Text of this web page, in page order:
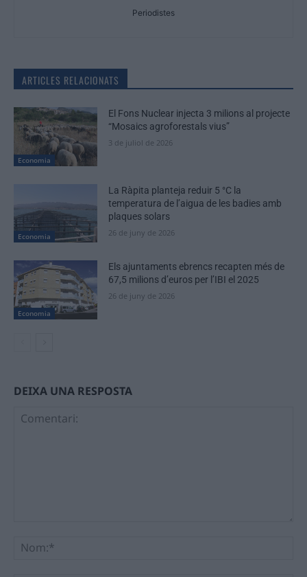
Periodistes
ARTICLES RELACIONATS
Economia
El Fons Nuclear injecta 3 milions al projecte
“Mosaics agroforestals vius”
3 de juliol de 2026
Economia
La Ràpita planteja reduir 5 °C la
temperatura de l’aigua de les badies amb
plaques solars
26 de juny de 2026
Economia
Els ajuntaments ebrencs recapten més de
67,5 milions d’euros per l’IBI el 2025
26 de juny de 2026
DEIXA UNA RESPOSTA